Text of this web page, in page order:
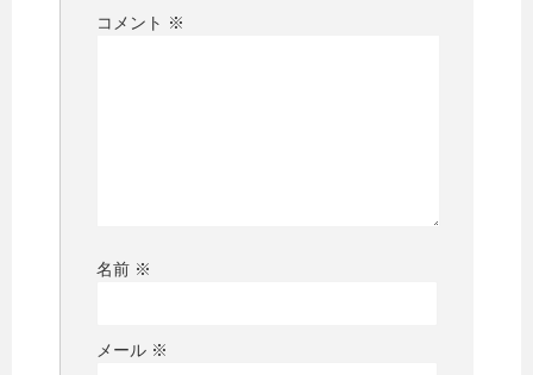
コメント ※
名前 ※
メール ※